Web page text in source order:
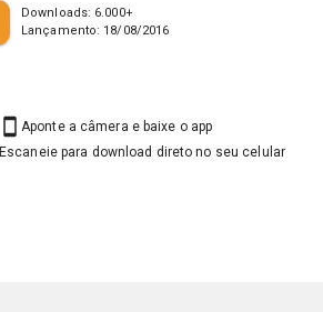
Downloads: 6.000+
Lançamento: 18/08/2016
Aponte a câmera e baixe o app
Escaneie para download direto no seu celular